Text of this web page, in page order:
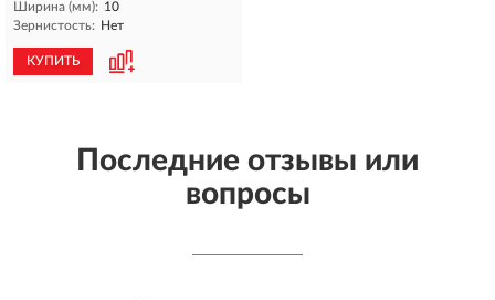
Ширина (мм): 10
Зернистость: Нет
КУПИТЬ
Последние отзывы или
вопросы